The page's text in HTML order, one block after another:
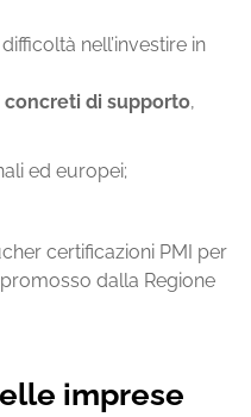
nell’investire in
di supporto,
ed europei;
certificazioni PMI per
dalla Regione
imprese